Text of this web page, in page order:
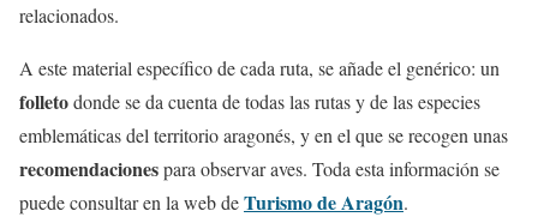
relacionados.
A este material específico de cada ruta, se añade el genérico: un
folletodonde se da cuenta de todas las rutas y de las especies
emblemáticas del territorio aragonés, y en el que se recogen unas
recomendacionespara observar aves. Toda esta información se
puede consultar en la web deTurismo de Aragón.